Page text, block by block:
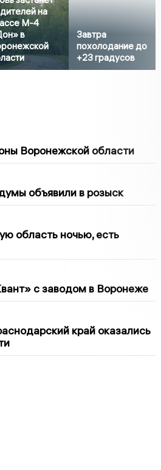
на
М-4
в
Завтра
похолодание до
+23 градусов
Воронежской области
объявили в розыск
область ночью, есть
с заводом в Воронеже
край оказались